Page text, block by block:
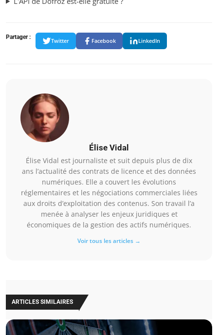
Partager :
Twitter Facebook LinkedIn
Élise Vidal
Élise Vidal est journaliste et suit depuis plus de dix
ans l’actualité des contrats de licence et des données
numériques. Elle a couvert les évolutions
réglementaires et les négociations commerciales liées
aux droits d’exploitation des contenus. Son travail l’a
menée à analyser les enjeux juridiques et
économiques de la gestion des actifs numériques.
Voir tous les articles →
ARTICLES SIMILAIRES